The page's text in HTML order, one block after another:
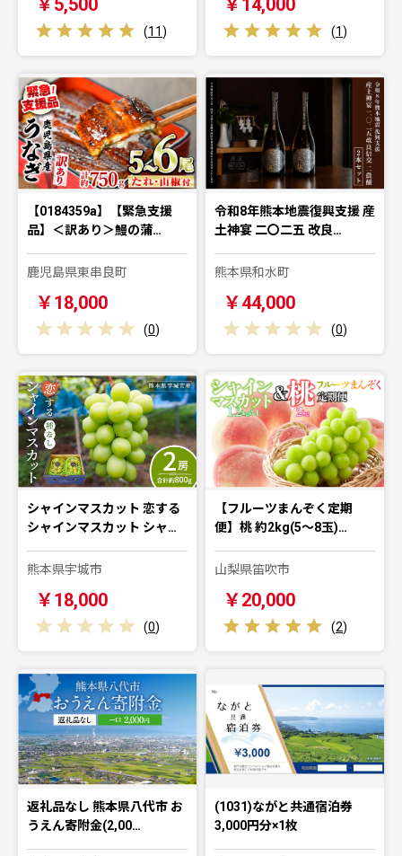
￥5,500
(11)
￥14,000
(1)
【0184359a】【緊急支援
品】＜訳あり＞鰻の蒲…
鹿児島県東串良町
￥18,000
(0)
令和8年熊本地震復興支援 産
土神宴 二〇二五 改良…
熊本県和水町
￥44,000
(0)
シャインマスカット 恋する
シャインマスカット シャ…
熊本県宇城市
￥18,000
(0)
【フルーツまんぞく定期
便】桃 約2kg(5～8玉)…
山梨県笛吹市
￥20,000
(2)
返礼品なし 熊本県八代市 お
うえん寄附金(2,00…
(1031)ながと共通宿泊券
3,000円分×1枚